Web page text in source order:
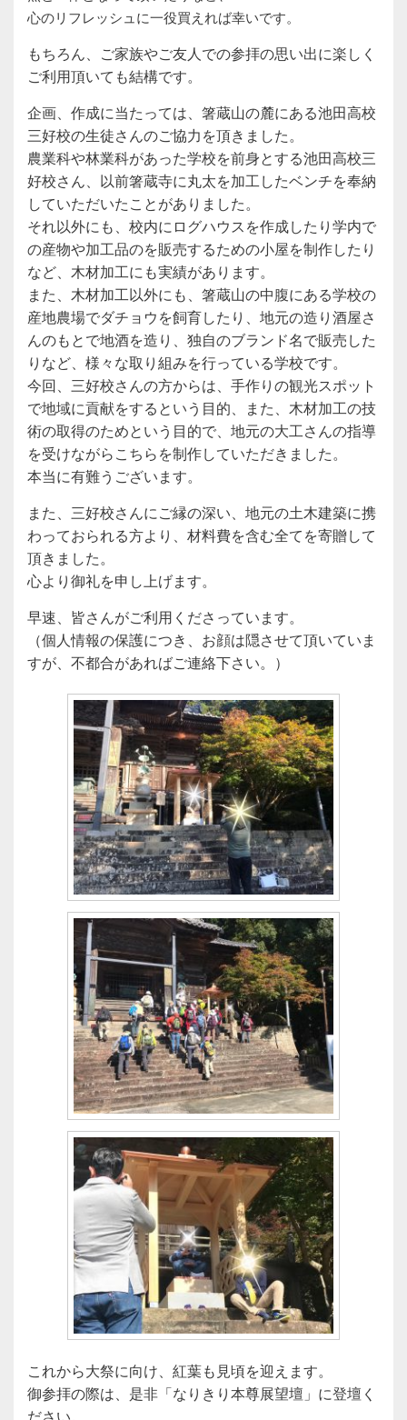
心のリフレッシュに一役買えれば幸いです。
もちろん、ご家族やご友人での参拝の思い出に楽しく
ご利用頂いても結構です。
企画、作成に当たっては、箸蔵山の麓にある池田高校
三好校の生徒さんのご協力を頂きました。
農業科や林業科があった学校を前身とする池田高校三
好校さん、以前箸蔵寺に丸太を加工したベンチを奉納
していただいたことがありました。
それ以外にも、校内にログハウスを作成したり学内で
の産物や加工品のを販売するための小屋を制作したり
など、木材加工にも実績があります。
また、木材加工以外にも、箸蔵山の中腹にある学校の
産地農場でダチョウを飼育したり、地元の造り酒屋さ
んのもとで地酒を造り、独自のブランド名で販売した
りなど、様々な取り組みを行っている学校です。
今回、三好校さんの方からは、手作りの観光スポット
で地域に貢献をするという目的、また、木材加工の技
術の取得のためという目的で、地元の大工さんの指導
を受けながらこちらを制作していただきました。
本当に有難うございます。
また、三好校さんにご縁の深い、地元の土木建築に携
わっておられる方より、材料費を含む全てを寄贈して
頂きました。
心より御礼を申し上げます。
早速、皆さんがご利用くださっています。
（個人情報の保護につき、お顔は隠させて頂いていま
すが、不都合があればご連絡下さい。）
これから大祭に向け、紅葉も見頃を迎えます。
御参拝の際は、是非「なりきり本尊展望壇」に登壇く
ださい。